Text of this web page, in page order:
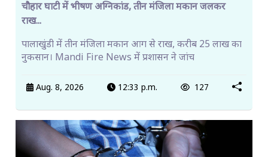
चौहार घाटी में भीषण अग्निकांड, तीन मंजिला मकान जलकर
राख...
पालाखुंडी में तीन मंजिला मकान आग से राख, करीब 25 लाख का
नुकसान। Mandi Fire News में प्रशासन ने जांच
Aug. 8, 2026 12:33 p.m. 127